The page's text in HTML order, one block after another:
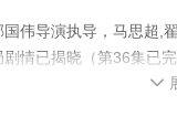
伟导演执导，马思超
情已揭晓（第36集已
或剧情网等平台了解。